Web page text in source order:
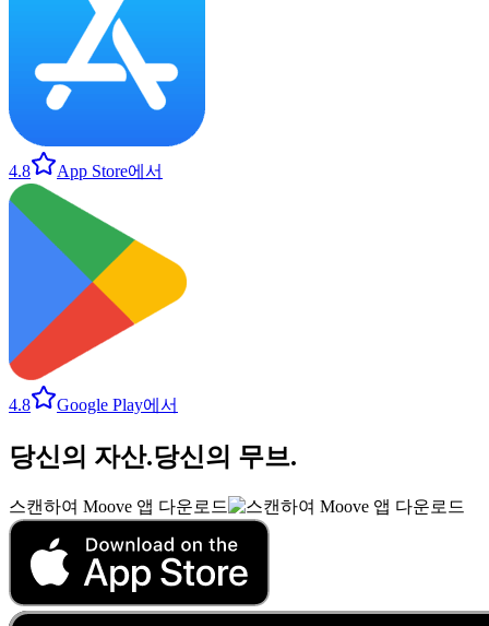
4.8 App Store에서
4.8 Google Play에서
당신의 자산.당신의 무브.
스캔하여 Moove 앱 다운로드